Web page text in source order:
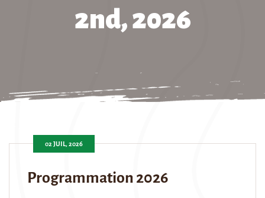
2nd, 2026
02 JUIL, 2026
Programmation 2026